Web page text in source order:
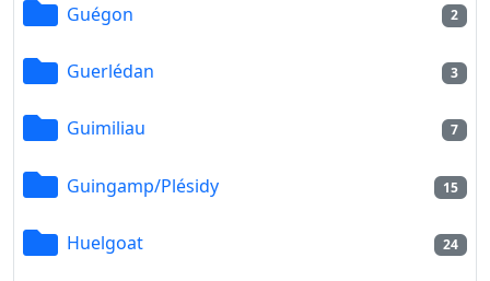
Guégon 2
Guerlédan 3
Guimiliau 7
Guingamp/Plésidy 15
Huelgoat 24